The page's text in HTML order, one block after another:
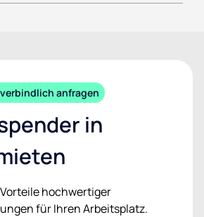
anfragen
in
hochwertiger
für Ihren Arbeitsplatz.